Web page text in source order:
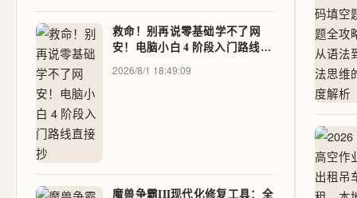
救命！别再说零基础学不了网
安！电脑小白 4 阶段入门路线直
接抄
2026/8/1 18:49:09
魔兽争霸III现代化修复工具：全